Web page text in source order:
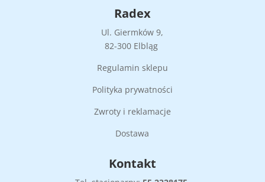
Radex
Ul. Giermków 9,
82-300 Elbląg
Regulamin sklepu
Polityka prywatności
Zwroty i reklamacje
Dostawa
Kontakt